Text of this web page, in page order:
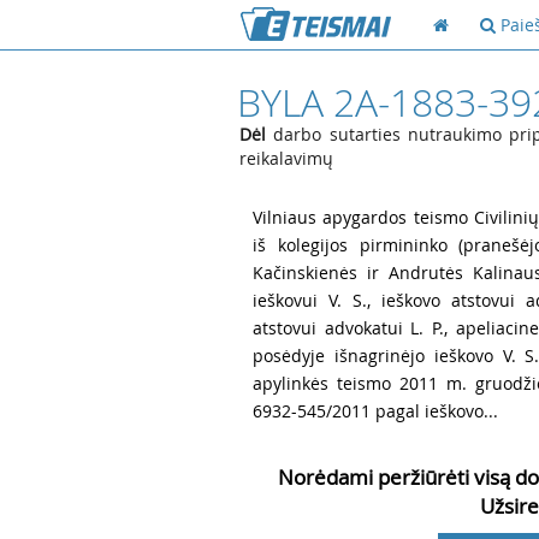
BYLA 2A-1883-
Dėl darbo sutarties nutraukimo
reikalavimų
Vilniaus apygardos teismo
iš kolegijos pirmininko
Kačinskienės ir Andrutės
ieškovui V. S., ieškovo atstovui
atstovui advokatui L. P.,
posėdyje išnagrinėjo ieškovo V.
apylinkės teismo 2011 m.
6932-545/2011 pagal ieškovo...
Norėdami peržiūrėti visą